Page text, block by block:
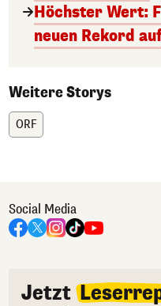
Höchster Wert:
neuen Rekord
Weitere Storys
ORF
Social Media
Jetzt